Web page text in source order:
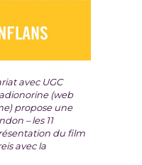
avec UGC
(web
propose une
– les 11
du film
avec la